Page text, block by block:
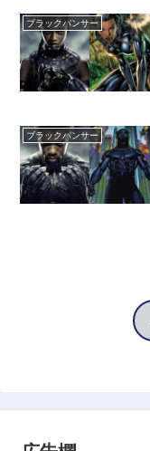
ブラックパンサー
ブラックパンサー